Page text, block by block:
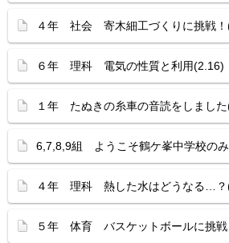
４年 社会 寄木細工づくりに挑戦！
６年 理科 電気の性質と利用(2.16)
１年 たぬきの糸車の音読をしまし
6,7,8,9組 ようこそ鶴ケ峯中学校の
４年 理科 熱した水はどうなる…？
５年 体育 バスケットボールに挑戦